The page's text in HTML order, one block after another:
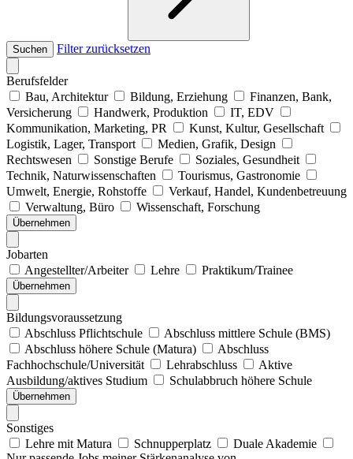
Suchen Filter zurücksetzen
Berufsfelder
Bau, Architektur
Bildung, Erziehung
Finanzen, Bank,
Versicherung
Handwerk, Produktion
IT, EDV
Kommunikation, Marketing, PR
Kunst, Kultur, Gesellschaft
Logistik, Lager, Transport
Medien, Grafik, Design
Rechtswesen
Sonstige Berufe
Soziales, Gesundheit
Technik, Naturwissenschaften
Tourismus, Gastronomie
Umwelt, Energie, Rohstoffe
Verkauf, Handel, Kundenbetreuung
Verwaltung, Büro
Wissenschaft, Forschung
Übernehmen
Jobarten
Angestellter/Arbeiter
Lehre Praktikum/Trainee
Übernehmen
Bildungsvoraussetzung
Abschluss Pflichtschule
Abschluss mittlere Schule (BMS)
Abschluss höhere Schule (Matura)
Abschluss
Fachhochschule/Universität
Lehrabschluss
Aktive
Ausbildung/aktives Studium
Schulabbruch höhere Schule
Übernehmen
Sonstiges
Lehre mit Matura
Schnupperplatz
Duale Akademie